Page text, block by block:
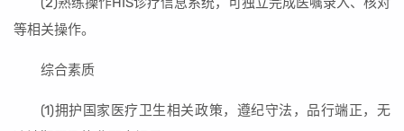
等相关操作。
综合素质
(1)拥护国家医疗卫生相关政策，遵纪守法，品行端正，无